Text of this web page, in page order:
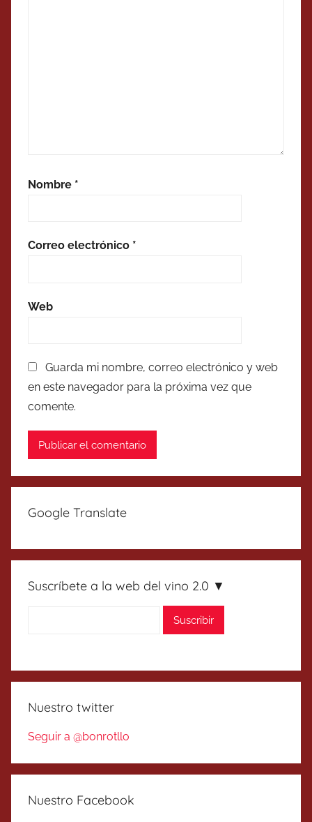
Nombre *
Correo electrónico *
Web
Guarda mi nombre, correo electrónico y web
en este navegador para la próxima vez que
comente.
Google Translate
Suscríbete a la web del vino 2.0 ▼
Nuestro twitter
Seguir a @bonrotllo
Nuestro Facebook